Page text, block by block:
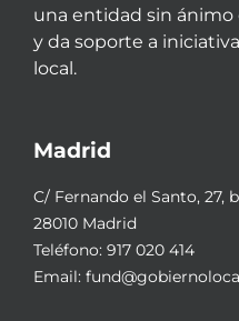
una entidad sin
y da soporte a
local.
Madrid
C/ Fernando el Santo, 27,
28010 Madrid
Teléfono: 917 020 414
Email: